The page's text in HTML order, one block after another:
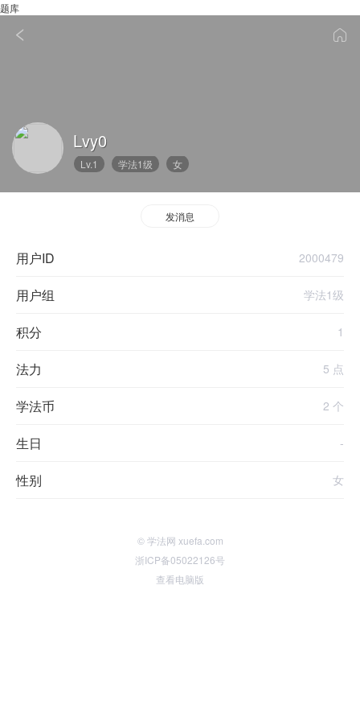
题库
Lvy0
Lv.1 学法1级 女
发消息
用户ID 2000479
用户组 学法1级
积分 1
法力 5 点
学法币 2 个
生日 -
性别 女
© 学法网 xuefa.com
浙ICP备05022126号
查看电脑版